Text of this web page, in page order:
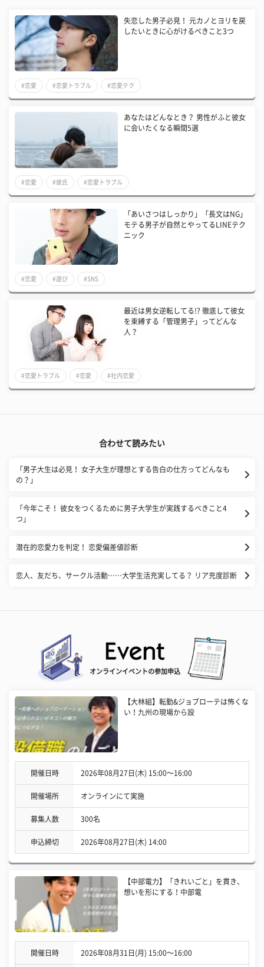
失恋した男子必見！ 元カノとヨリを戻
したいときに心がけるべきこと3つ
#恋愛 #恋愛トラブル #恋愛テク
あなたはどんなとき？ 男性がふと彼女
に会いたくなる瞬間5選
#恋愛 #彼氏 #恋愛トラブル
「あいさつはしっかり」「長文はNG」
モテる男子が自然とやってるLINEテク
ニック
#恋愛 #遊び #SNS
最近は男女逆転してる!? 徹底して彼女
を束縛する「管理男子」ってどんな
人？
#恋愛トラブル #恋愛 #社内恋愛
合わせて読みたい
「男子大生は必見！ 女子大生が理想とする告白の仕方ってどんなも
の？」
「今年こそ！ 彼女をつくるために男子大学生が実践するべきこと4
つ」
潜在的恋愛力を判定！ 恋愛偏差値診断
恋人、友だち、サークル活動……大学生活充実してる？ リア充度診断
オンラインイベントの参加申込
【大林組】転勤&ジョブローテは怖くな
い！九州の現場から設
開催日時 2026年08月27日(木) 15:00〜16:00
開催場所 オンラインにて実施
募集人数 300名
申込締切 2026年08月27日(木) 14:00
【中部電力】「きれいごと」を貫き、
想いを形にする！中部電
開催日時 2026年08月31日(月) 15:00〜16:00